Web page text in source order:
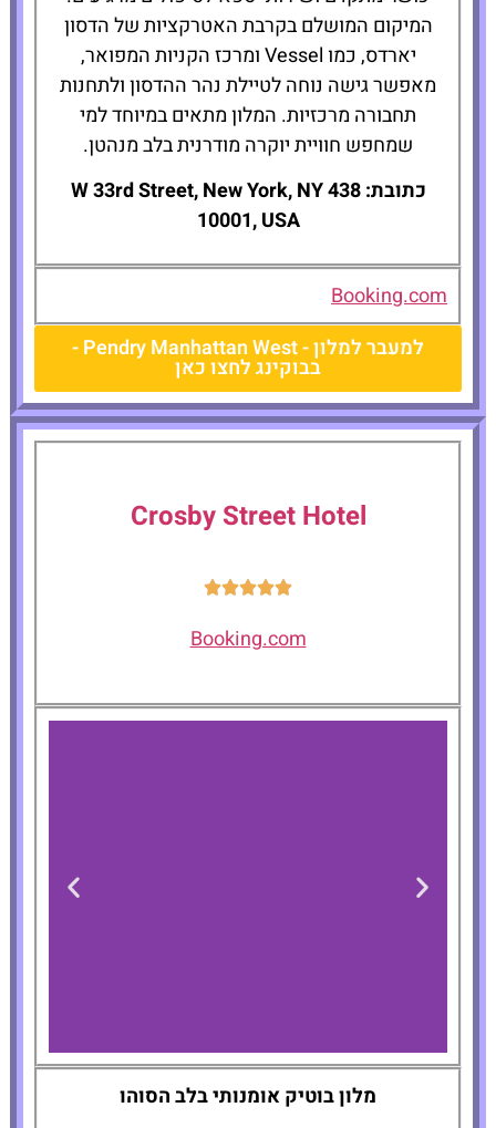
המיקום המושלם בקרבת האטרקציות של הדסון
יארדס, כמו Vessel ומרכז הקניות המפואר,
מאפשר גישה נוחה לטיילת נהר ההדסון ולתחנות
תחבורה מרכזיות. המלון מתאים במיוחד למי
שמחפש חוויית יוקרה מודרנית בלב מנהטן.
כתובת: 438 W 33rd Street, New York, NY
10001, USA
Booking.com
למעבר למלון - Pendry Manhattan West -
בבוקינג לחצו כאן
Crosby Street Hotel
Booking.com
Crosby Street
Hotel
מלון בוטיק אומנותי בלב הסוהו